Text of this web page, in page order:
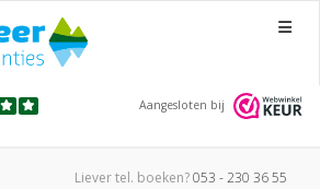
Menu
Aangesloten bij
Liever tel. boeken?053 - 230 36 55